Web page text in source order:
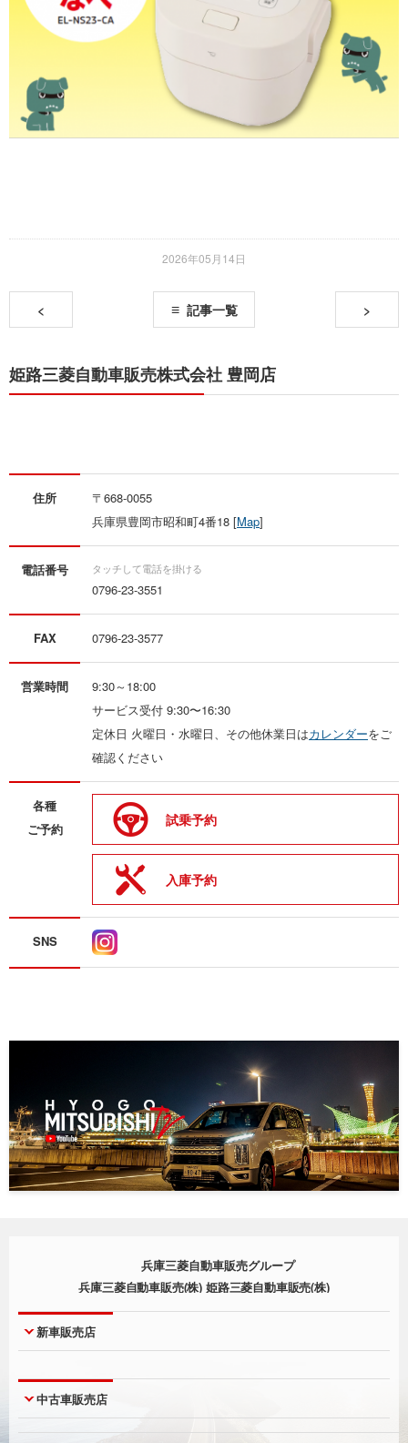
2026年05月14日
< 記事一覧 >
姫路三菱自動車販売株式会社 豊岡店
住所
〒668-0055
兵庫県豊岡市昭和町4番18 [Map]
電話番号
0796-23-3551
FAX 0796-23-3577
営業時間
9:30～18:00
サービス受付 9:30〜16:30
定休日 火曜日・水曜日、その他休業日はカレンダーをご
確認ください
各種
ご予約
試乗予約
入庫予約
SNS
兵庫三菱自動車販売グループ
兵庫三菱自動車販売(株) 姫路三菱自動車販売(株)
新車販売店
神戸本店
西宮店
神戸北町店
西脇店
明石店
中古車販売店